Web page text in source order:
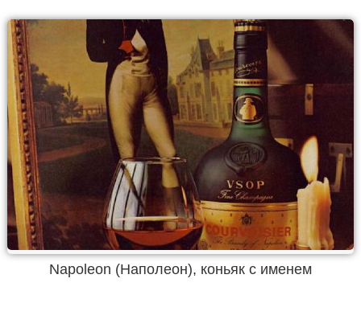
Napoleon (Наполеон), коньяк с именем